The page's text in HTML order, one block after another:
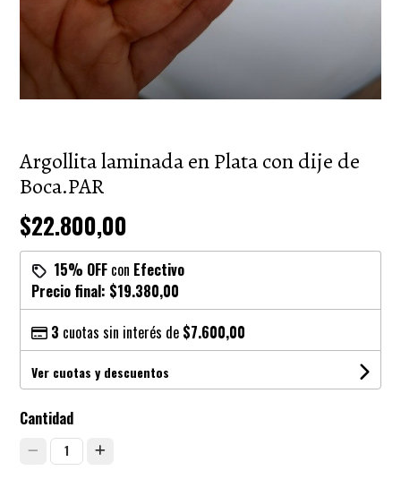
Argollita laminada en Plata con dije de
Boca.PAR
$22.800,00
15% OFF con Efectivo
Precio final: $19.380,00
3 cuotas sin interés de $7.600,00
Ver cuotas y descuentos
Cantidad
1